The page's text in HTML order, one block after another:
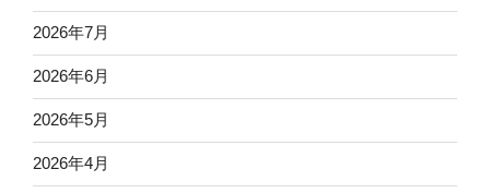
2026年7月
2026年6月
2026年5月
2026年4月